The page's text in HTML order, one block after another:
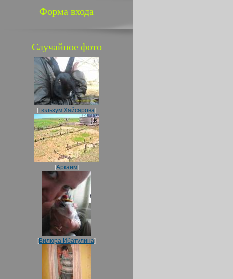
Форма входа
Случайное фото
[Гюльзум Хайсарова]
[Аркаим]
[Вилюра Ибатулина]